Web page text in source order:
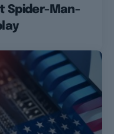
Spider-Man-